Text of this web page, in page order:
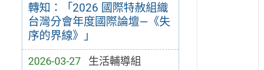
轉知：「2026 國際特赦組織
台灣分會年度國際論壇—《失
序的界線》」
2026-03-27 生活輔導組